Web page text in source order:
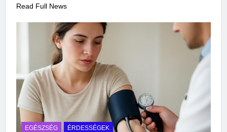
Read Full News
EGÉSZSÉG ÉRDESSÉGEK